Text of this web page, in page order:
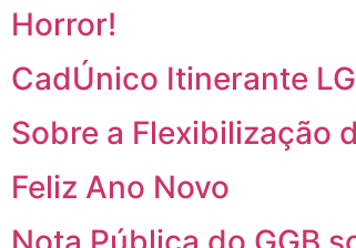
Horror!
CadÚnico Itinerante
Sobre a Flexibilização
Feliz Ano Novo